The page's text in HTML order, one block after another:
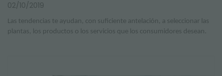
02/10/2019
Las tendencias te ayudan, con suficiente antelación, a seleccionar las
plantas, los productos o los servicios que los consumidores desean.